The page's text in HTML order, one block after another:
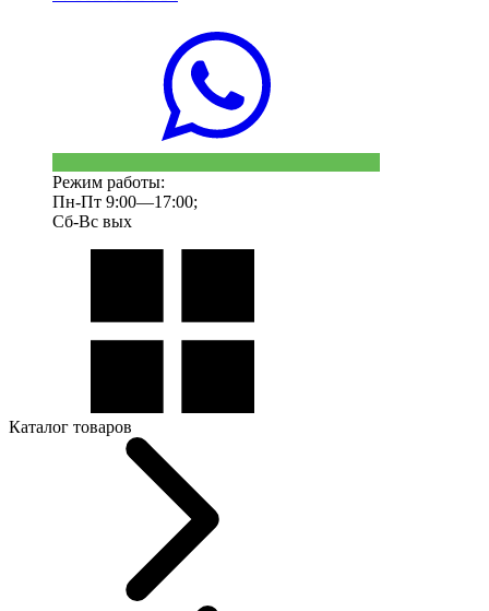
Режим работы:
Пн-Пт 9:00—17:00;
Сб-Вс вых
Каталог товаров